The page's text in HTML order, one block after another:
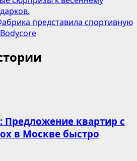
представила спортивную
Предложение квартир с
в Москве быстро